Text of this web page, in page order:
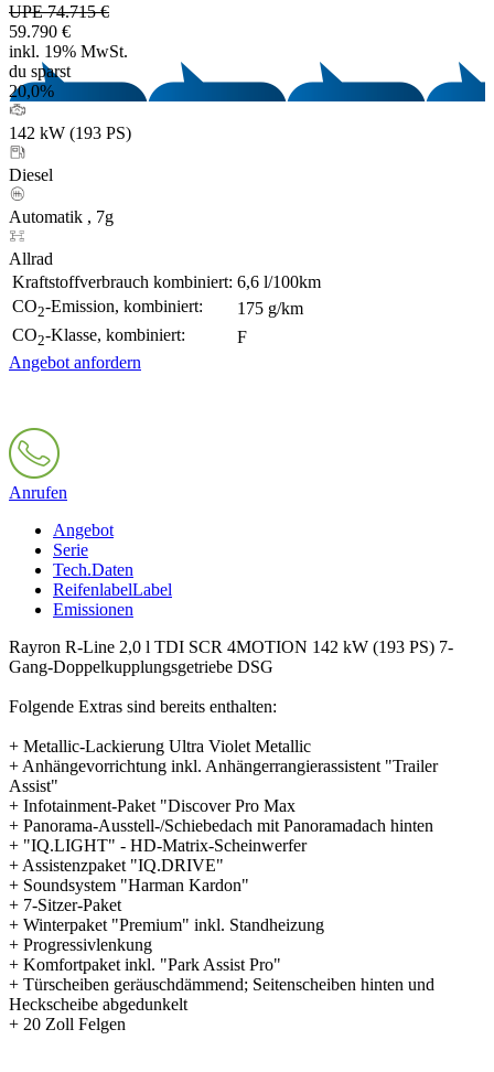
UPE 74.715 €
59.790 €
inkl. 19% MwSt.
du sparst
20,0%
142 kW (193 PS)
Diesel
Automatik , 7g
Allrad
Kraftstoffverbrauch kombiniert: 6,6 l/100km
CO2-Emission, kombiniert:
175 g/km
CO2-Klasse, kombiniert:
F
Angebot anfordern
Anrufen
Angebot
Serie
Tech.Daten
ReifenlabelLabel
Emissionen
Rayron R-Line 2,0 l TDI SCR 4MOTION 142 kW (193 PS) 7-
Gang-Doppelkupplungsgetriebe DSG
Folgende Extras sind bereits enthalten:
+ Metallic-Lackierung Ultra Violet Metallic
+ Anhängevorrichtung inkl. Anhängerrangierassistent "Trailer
Assist"
+ Infotainment-Paket "Discover Pro Max
+ Panorama-Ausstell-/Schiebedach mit Panoramadach hinten
+ "IQ.LIGHT" - HD-Matrix-Scheinwerfer
+ Assistenzpaket "IQ.DRIVE"
+ Soundsystem "Harman Kardon"
+ 7-Sitzer-Paket
+ Winterpaket "Premium" inkl. Standheizung
+ Progressivlenkung
+ Komfortpaket inkl. "Park Assist Pro"
+ Türscheiben geräuschdämmend; Seitenscheiben hinten und
Heckscheibe abgedunkelt
+ 20 Zoll Felgen